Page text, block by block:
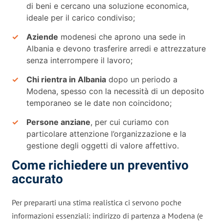
di beni e cercano una soluzione economica,
ideale per il carico condiviso;
Aziende modenesi che aprono una sede in
Albania e devono trasferire arredi e attrezzature
senza interrompere il lavoro;
Chi rientra in Albania dopo un periodo a
Modena, spesso con la necessità di un deposito
temporaneo se le date non coincidono;
Persone anziane, per cui curiamo con
particolare attenzione l’organizzazione e la
gestione degli oggetti di valore affettivo.
Come richiedere un preventivo
accurato
Per prepararti una stima realistica ci servono poche
informazioni essenziali: indirizzo di partenza a Modena (e